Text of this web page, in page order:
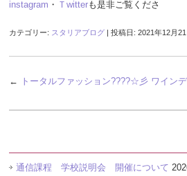
instagram ・ Ｔwitterも是非ご覧くださ
カテゴリー: スタリアブログ | 投稿日:2021年12月21
← トータルファッション????☆彡 ワイン
通信課程 学校説明会 開催について